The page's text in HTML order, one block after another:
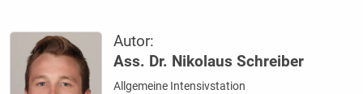
Autor:
Ass. Dr. Nikolaus Schreiber
Allgemeine Intensivstation